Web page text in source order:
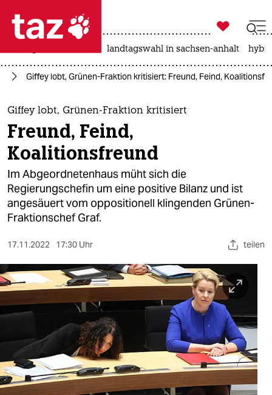
 taz zahl ich
taz zahl ich
themen
politik
öko
gesellschaft
kultur
sport
berlin
nord
wahrheit
verlag
verlag

taz zahl ich
landtagswahl in sachsen-anhalt
Giffey lobt, Grünen-Fraktion kritisiert: Freund, Feind,
Giffey lobt, Grünen-Fraktion kritisiert
Freund, Feind,
Koalitionsfreund
Im Abgeordnetenhaus müht sich die
Regierungschefin um eine positive Bilanz und ist
angesäuert vom oppositionell klingenden Grünen-
Fraktionschef Graf.
17.11.2022 17:30 Uhr teilen